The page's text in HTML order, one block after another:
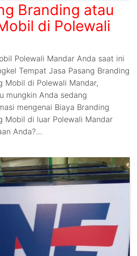
Branding atau
di Polewali
Polewali Mandar Anda saat ini
Tempat Jasa Pasang Branding
Mobil di Polewali Mandar,
mungkin Anda sedang
mengenai Biaya Branding
Mobil di luar Polewali Mandar
Anda?…